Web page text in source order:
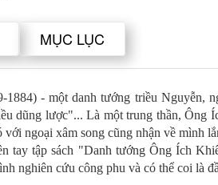
MỤC LỤC
1884) - một danh tướng triều Nguyễn,
dũng lược"... Là một trung thần,
ngoại xâm song cũng nhận về mình
tay tập sách "Danh tướng Ông Ích
nghiên cứu công phu và có thể coi là